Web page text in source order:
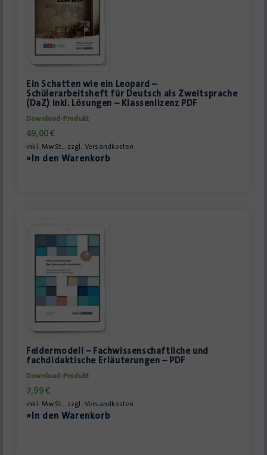
Ein Schatten wie ein Leopard –
Schülerarbeitsheft für Deutsch als Zweitsprache
(DaZ) inkl. Lösungen – Klassenlizenz PDF
Download-Produkt
49,00€
inkl. MwSt., zzgl. Versandkosten
»In den Warenkorb
Feldermodell – Fachwissenschaftliche und
fachdidaktische Erläuterungen – PDF
Download-Produkt
7,99€
inkl. MwSt., zzgl. Versandkosten
»In den Warenkorb